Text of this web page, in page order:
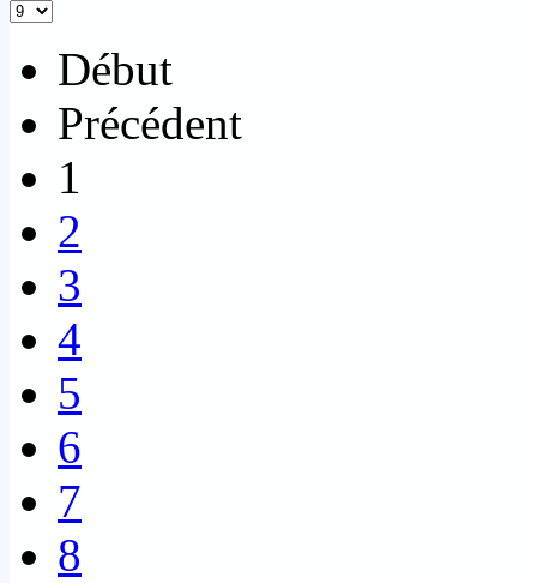
Début
Précédent
1
2
3
4
5
6
7
8